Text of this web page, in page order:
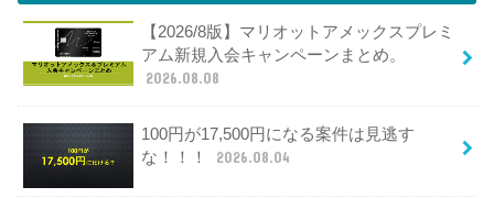
【2026/8版】マリオットアメックスプレミ
アム新規入会キャンペーンまとめ。
2026.08.08
100円が17,500円になる案件は見逃す
な！！！
2026.08.04